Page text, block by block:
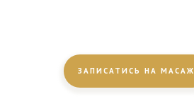
ЗАПИСАТИСЬ НА МАСАЖ